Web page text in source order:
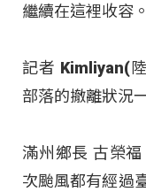
繼續在這裡收容。
記者 Kimliyan(
部落的撤離狀況
滿州鄉長 古榮
次颱風都有經過